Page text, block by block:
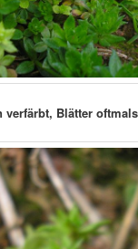
verfärbt, Blätter